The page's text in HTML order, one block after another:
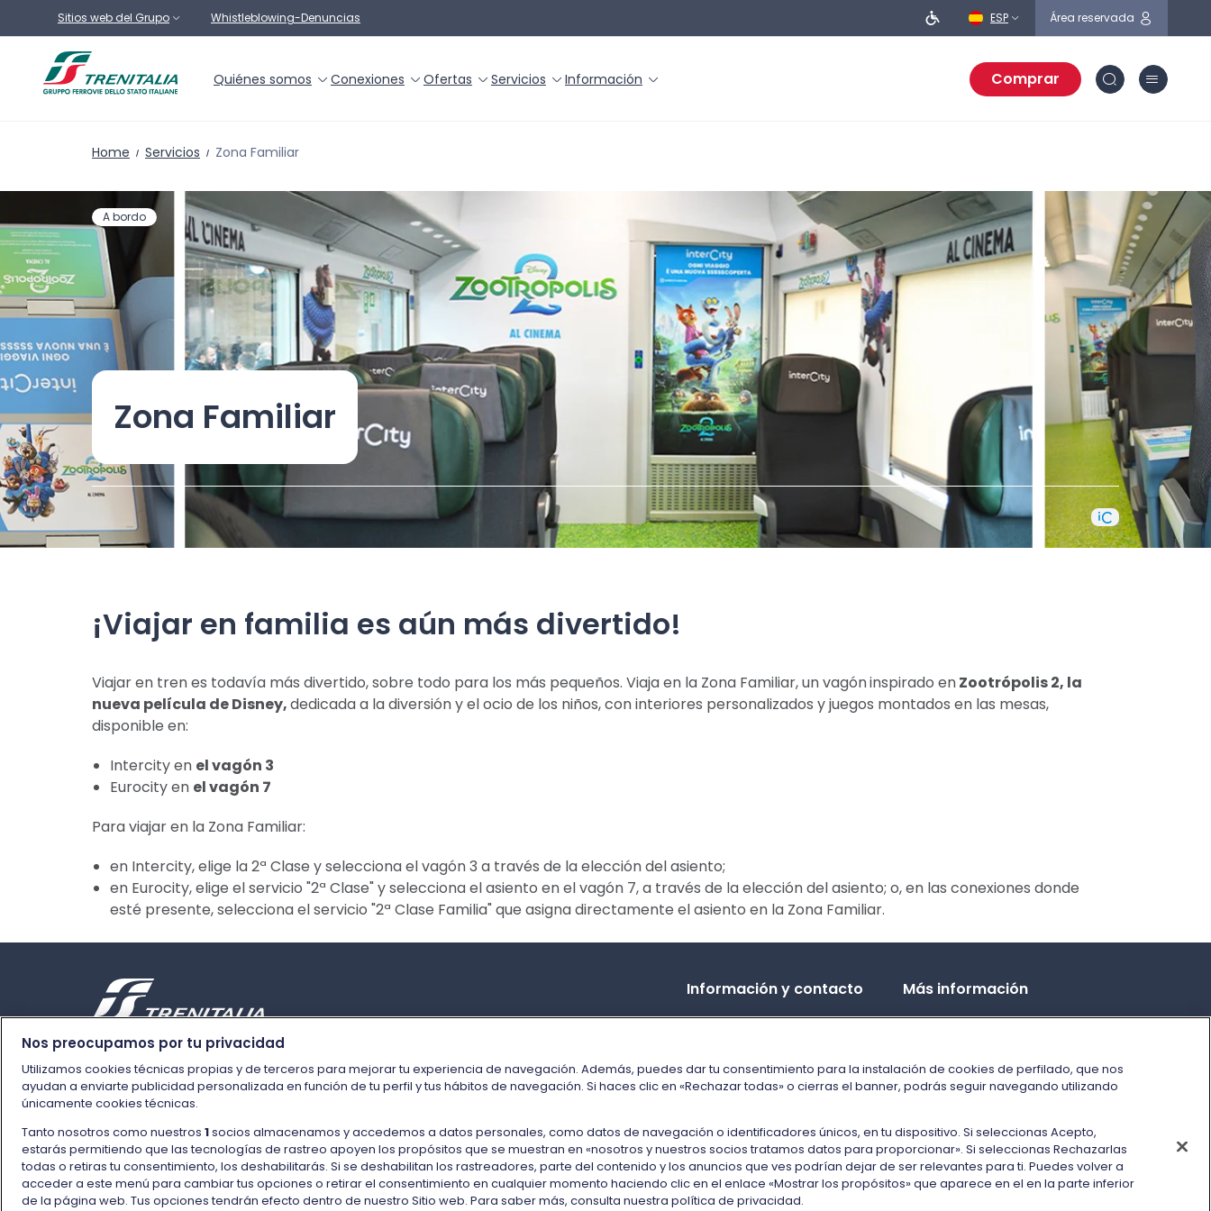
Ir al contenido principal
Sitios web del Grupo Whistleblowing-Denuncias ESP Área reservada
Quiénes somos Conexiones Ofertas Servicios Información Comprar
Home Servicios Zona Familiar
A bordo
Zona Familiar
¡Viajar en familia es aún más divertido!
Viajar en tren es todavía más divertido, sobre todo para los más pequeños. Viaja en la Zona Familiar, un vagóninspirado enZootrópolis 2, la
nueva película de Disney,dedicada a la diversión y el ocio de los niños, con interiores personalizados y juegos montados en las mesas,
disponible en:
Intercity en el vagón 3
Eurocity en el vagón 7
Para viajar en la Zona Familiar:
en Intercity, elige la 2ª Clase y selecciona el vagón 3 a través de la elección del asiento;
en Eurocity, elige el servicio "2ª Clase" y selecciona el asiento en el vagón 7, a través de la elección del asiento; o, en las conexiones donde
esté presente, selecciona el servicio "2ª Clase Familia" que asigna directamente el asiento en la Zona Familiar.
Información y contacto
Call Center
Personas con movilidad reducida
Reembolso y compensación
Más información
Condiciones de uso de
Trenitalia y la sostenibilidad
Nos preocupamos por tu privacidad
Utilizamos cookies técnicas propias y de terceros para mejorar tu experiencia de navegación. Además, puedes dar tu consentimiento para la instalación de cookies de perfilado, que nos
ayudan a enviarte publicidad personalizada en función de tu perfil y tus hábitos de navegación. Si haces clic en «Rechazar todas» o cierras el banner, podrás seguir navegando utilizando
únicamente cookies técnicas.
Tanto nosotros como nuestros 1socios almacenamos y accedemos a datos personales, como datos de navegación o identificadores únicos, en tu dispositivo. Si seleccionas Acepto,
estarás permitiendo que las tecnologías de rastreo apoyen los propósitos que se muestran en «nosotros y nuestros socios tratamos datos para proporcionar». Si seleccionas Rechazarlas
todas o retiras tu consentimiento, los deshabilitarás. Si se deshabilitan los rastreadores, parte del contenido y los anuncios que ves podrían dejar de ser relevantes para ti. Puedes volver a
acceder a este menú para cambiar tus opciones o retirar el consentimiento en cualquier momento haciendo clic en el enlace «Mostrar los propósitos» que aparece en el en la parte inferior
de la página web. Tus opciones tendrán efecto dentro de nuestro Sitio web. Para saber más, consulta nuestra política de privacidad.